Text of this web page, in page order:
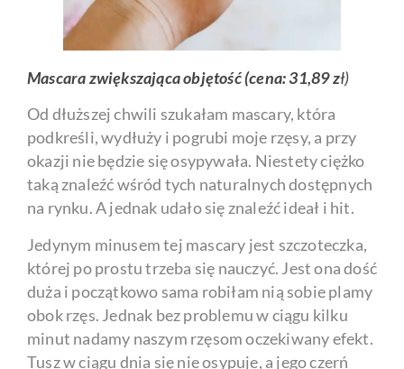
Mascara zwiększająca objętość (cena: 31,89 zł)
Od dłuższej chwili szukałam mascary, która
podkreśli, wydłuży i pogrubi moje rzęsy, a przy
okazji nie będzie się osypywała. Niestety ciężko
taką znaleźć wśród tych naturalnych dostępnych
na rynku. A jednak udało się znaleźć ideał i hit.
Jedynym minusem tej mascary jest szczoteczka,
której po prostu trzeba się nauczyć. Jest ona dość
duża i początkowo sama robiłam nią sobie plamy
obok rzęs. Jednak bez problemu w ciągu kilku
minut nadamy naszym rzęsom oczekiwany efekt.
Tusz w ciągu dnia się nie osypuje, a jego czerń